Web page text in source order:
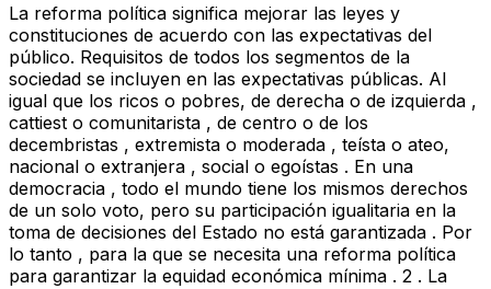
La reforma política significa mejorar las leyes y
constituciones de acuerdo con las expectativas del
público. Requisitos de todos los segmentos de la
sociedad se incluyen en las expectativas públicas. Al
igual que los ricos o pobres, de derecha o de izquierda ,
cattiest o comunitarista , de centro o de los
decembristas , extremista o moderada , teísta o ateo,
nacional o extranjera , social o egoístas . En una
democracia , todo el mundo tiene los mismos derechos
de un solo voto, pero su participación igualitaria en la
toma de decisiones del Estado no está garantizada . Por
lo tanto , para la que se necesita una reforma política
para garantizar la equidad económica mínima . 2 . La